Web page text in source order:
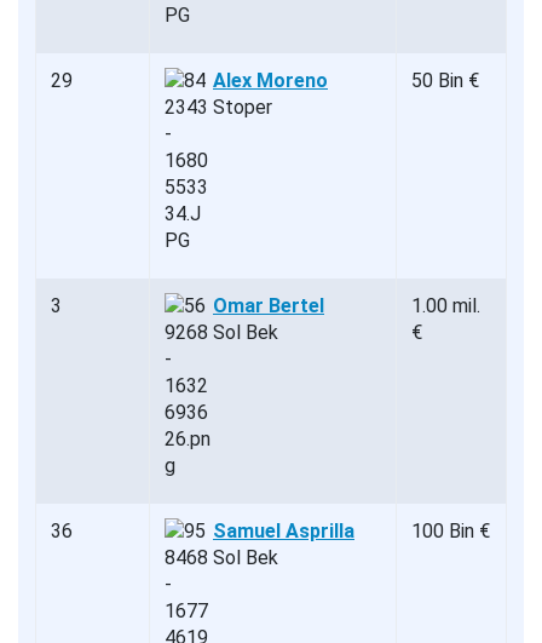
29
Alex Moreno
Stoper
50 Bin €
3
Omar Bertel
Sol Bek
1.00 mil.
€
36
Samuel Asprilla
Sol Bek
100 Bin €